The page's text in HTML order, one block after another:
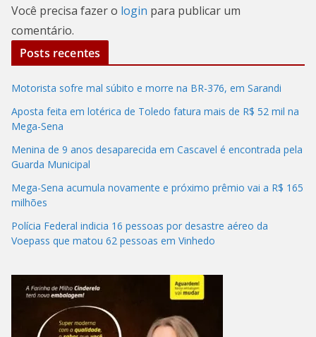
Você precisa fazer o login para publicar um
comentário.
Posts recentes
Motorista sofre mal súbito e morre na BR-376, em Sarandi
Aposta feita em lotérica de Toledo fatura mais de R$ 52 mil na
Mega-Sena
Menina de 9 anos desaparecida em Cascavel é encontrada pela
Guarda Municipal
Mega-Sena acumula novamente e próximo prêmio vai a R$ 165
milhões
Polícia Federal indicia 16 pessoas por desastre aéreo da
Voepass que matou 62 pessoas em Vinhedo